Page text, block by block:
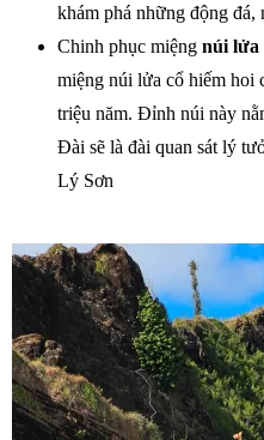
khám phá những động đá,
Chinh phục miệng núi lửa
miệng núi lửa cổ hiếm hoi
triệu năm. Đỉnh núi này
Đài sẽ là đài quan sát lý
Lý Sơn